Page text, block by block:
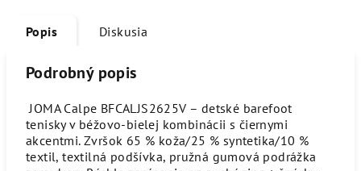
Popis Diskusia
Podrobný popis
JOMA Calpe BFCALJS2625V – detské barefoot
tenisky v béžovo-bielej kombinácii s čiernymi
akcentmi. Zvršok 65 % koža/25 % syntetika/10 %
textil, textilná podšívka, pružná gumová podrážka